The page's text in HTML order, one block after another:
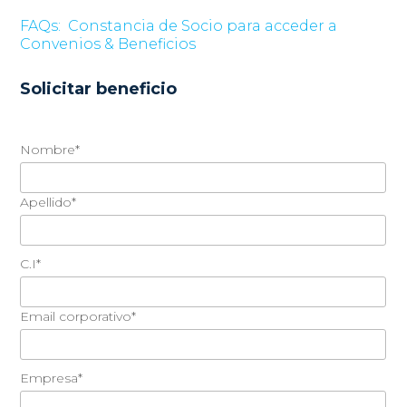
FAQs: Constancia de Socio para acceder a
Convenios & Beneficios
Solicitar beneficio
Nombre*
Apellido*
C.I*
Email corporativo*
Empresa*